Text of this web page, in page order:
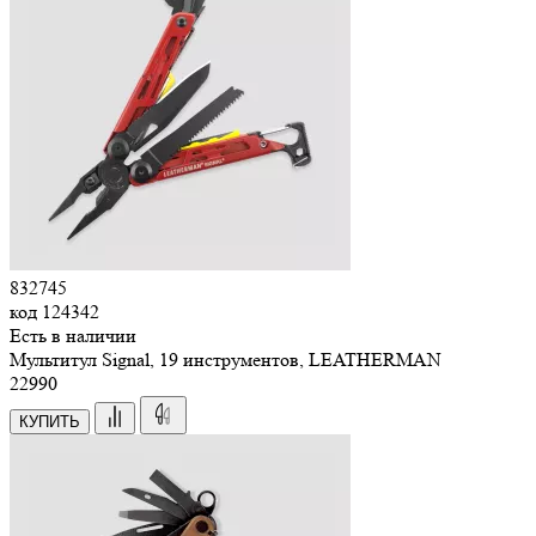
832745
код 124342
Есть в наличии
Мультитул Signal, 19 инструментов, LEATHERMAN
22990
КУПИТЬ